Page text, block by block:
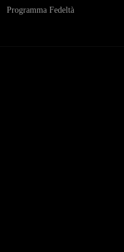
Programma Fedeltà